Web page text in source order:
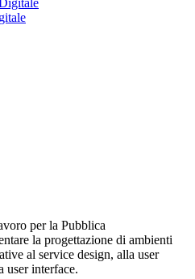
per la Pubblica
la progettazione di ambienti
al service design, alla user
user interface.